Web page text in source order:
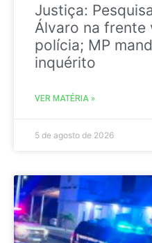
Justiça:
Álvaro na frente
polícia; MP
inquérito
VER MATÉRIA »
5 de agosto de 2026